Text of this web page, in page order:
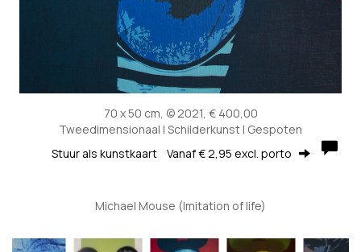
70 x 50 cm, © 2021, € 400,00
Tweedimensionaal | Schilderkunst | Gespoten
Stuur als kunstkaart Vanaf € 2,95 excl. porto
Michael Mouse (Imitation of life)